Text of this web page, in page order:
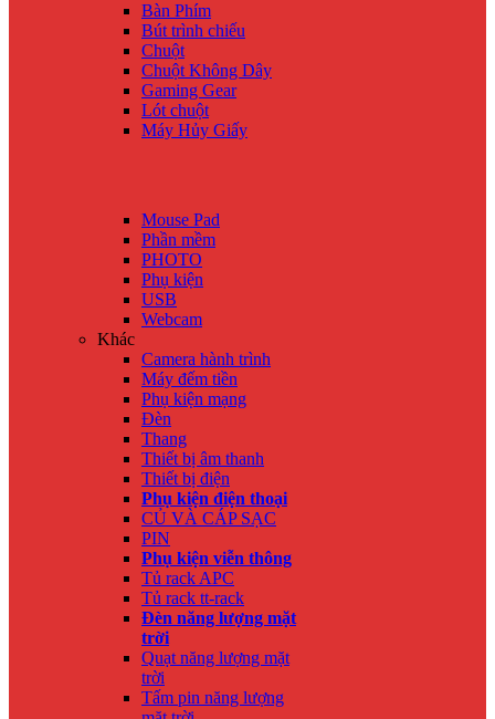
Bàn Phím
Bút trình chiếu
Chuột
Chuột Không Dây
Gaming Gear
Lót chuột
Máy Hủy Giấy
Mouse Pad
Phần mềm
PHOTO
Phụ kiện
USB
Webcam
Khác
Camera hành trình
Máy đếm tiền
Phụ kiện mạng
Đèn
Thang
Thiết bị âm thanh
Thiết bị điện
Phụ kiện điện thoại
CỦ VÀ CÁP SẠC
PIN
Phụ kiện viễn thông
Tủ rack APC
Tủ rack tt-rack
Đèn năng lượng mặt
trời
Quạt năng lượng mặt
trời
Tấm pin năng lượng